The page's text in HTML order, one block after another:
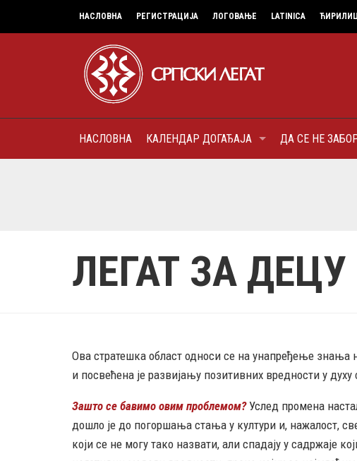
НАСЛОВНА РЕГИСТРАЦИЈА ЛОГОВАЊЕ LATINICA
НАСЛОВНА КАЛЕНДАР ДОГАЂАЈА ДА СЕ НЕ
ЛЕГАТ ЗА ДЕЦУ
Ова стратешка област односи се на унапређење знања
и посвећена је развијању позитивних вредности у духу
Зашто се бавимо овим проблемом?Услед промена
дошло је до погоршања стања у култури и, нажалост,
који се не могу тако назвати, али спадају у садржаје